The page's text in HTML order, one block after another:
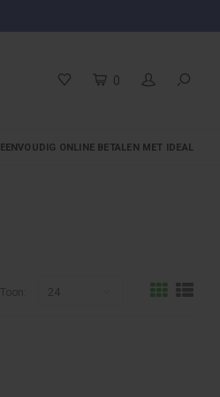
0
EENVOUDIG ONLINE BETALEN MET IDEAL
Toon: 24